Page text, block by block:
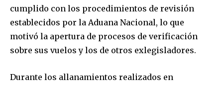
cumplido con los procedimientos de revisión
establecidos por la Aduana Nacional, lo que
motivó la apertura de procesos de verificación
sobre sus vuelos y los de otros exlegisladores.
Durante los allanamientos realizados en